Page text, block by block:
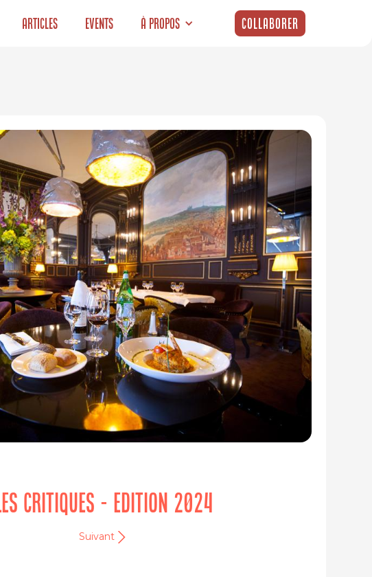
Articles Events À propos Collaborer
CRITIQUES - EDITION 2024
Suivant